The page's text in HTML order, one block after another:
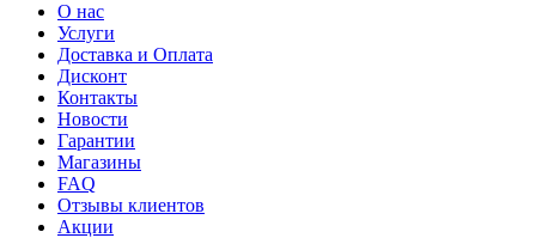
О нас
Услуги
Доставка и Оплата
Дисконт
Контакты
Новости
Гарантии
Магазины
FAQ
Отзывы клиентов
Акции